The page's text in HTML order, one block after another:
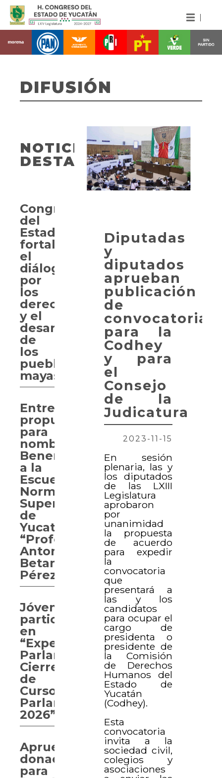
DIFUSIÓN
Diputadas
y
diputados
aprueban
publicación
de
convocatorias
para la
Codhey
y para
el
Consejo
de la
Judicatura
2023-11-15
En sesión
plenaria, las y
los diputados
de las LXIII
Legislatura
aprobaron
por
unanimidad
la propuesta
de acuerdo
para expedir
la
convocatoria
que
presentará a
las y los
candidatos
para ocupar el
cargo de
presidenta o
presidente de
la Comisión
de Derechos
Humanos del
Estado de
Yucatán
(Codhey).
Esta
convocatoria
invita a la
sociedad civil,
colegios y
asociaciones
NOTICIAS
DESTACADAS
Congreso
del
Estado
fortalece
el
diálogo
por
los
derechos
y el
desarrollo
de
los
pueblos
mayas
Entregan
propuesta
para
nombrar
Benemérita
a la
Escuela
Normal
Superior
de
Yucatán
“Profesor
Antonio
Betancourt
Pérez”
Jóvenes
participan
en
“Experiencia
Parlamentaria.
Cierre
de
Curso
Parlamentario
2026”
Aprueban
donaciones
para